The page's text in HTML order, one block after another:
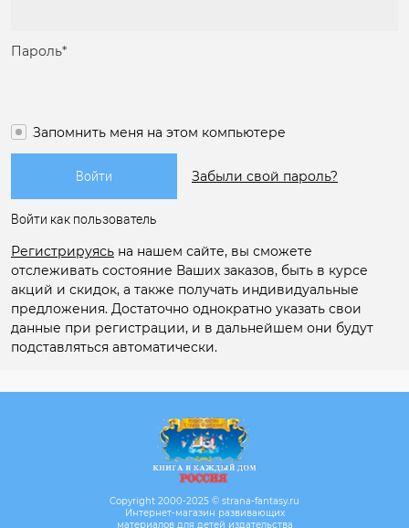
Пароль*
Запомнить меня на этом компьютере
Забыли свой пароль?
Войти как пользователь
Регистрируясь на нашем сайте, вы сможете
отслеживать состояние Ваших заказов, быть в курсе
акций и скидок, а также получать индивидуальные
предложения. Достаточно однократно указать свои
данные при регистрации, и в дальнейшем они будут
подставляться автоматически.
Copyright 2000-2025 © strana-fantasy.ru
Интернет-магазин развивающих
материалов для детей издательства